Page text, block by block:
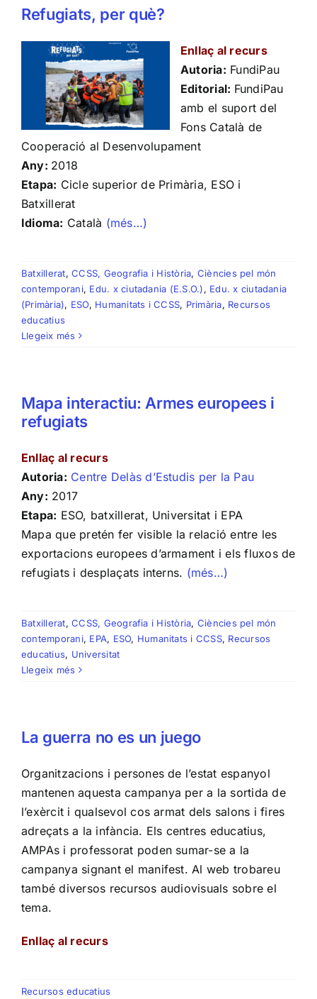
Refugiats, per què?
Enllaç al recurs
Autoria: FundiPau
Editorial: FundiPau
amb el suport del
Fons Català de
Cooperació al Desenvolupament
Any: 2018
Etapa: Cicle superior de Primària, ESO i
Batxillerat
Idioma: Català (més…)
Batxillerat,CCSS, Geografia i Història, Ciències pel món
contemporani, Edu. x ciutadania (E.S.O.), Edu. x ciutadania
(Primària), ESO, Humanitats i CCSS, Primària, Recursos
educatius
Llegeix més
Mapa interactiu: Armes europees i
refugiats
Enllaç al recurs
Autoria: Centre Delàs d’Estudis per la Pau
Any: 2017
Etapa: ESO, batxillerat, Universitat i EPA
Mapa que pretén fer visible la relació entre les
exportacions europees d’armament i els fluxos de
refugiats i desplaçats interns. (més…)
Batxillerat,CCSS, Geografia i Història, Ciències pel món
contemporani, EPA, ESO, Humanitats i CCSS, Recursos
educatius, Universitat
Llegeix més
La guerra no es un juego
Organitzacions i persones de l’estat espanyol
mantenen aquesta campanya per a la sortida de
l’exèrcit i qualsevol cos armat dels salons i fires
adreçats a la infància. Els centres educatius,
AMPAs i professorat poden sumar-se a la
campanya signant el manifest. Al web trobareu
també diversos recursos audiovisuals sobre el
tema.
Enllaç al recurs
Recursos educatius